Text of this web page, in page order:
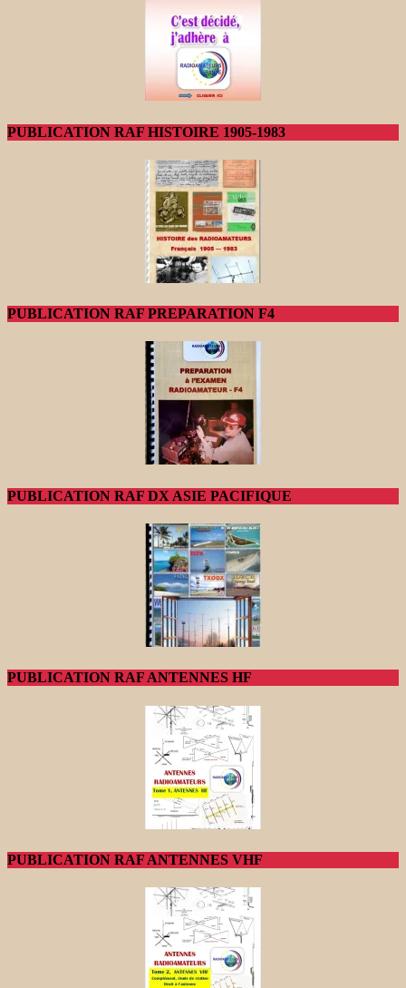
PUBLICATION RAF HISTOIRE 1905-1983
PUBLICATION RAF PREPARATION F4
PUBLICATION RAF DX ASIE PACIFIQUE
PUBLICATION RAF ANTENNES HF
PUBLICATION RAF ANTENNES VHF